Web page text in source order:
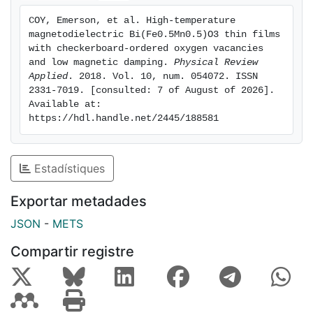
COY, Emerson, et al. High-temperature
magnetodielectric Bi(Fe0.5Mn0.5)O3 thin films
with checkerboard-ordered oxygen vacancies
and low magnetic damping. Physical Review
Applied . 2018. Vol. 10, num. 054072. ISSN
2331-7019. [consulted: 7 of August of 2026].
Available at:
https://hdl.handle.net/2445/188581
Estadístiques
Exportar metadades
JSON - METS
Compartir registre